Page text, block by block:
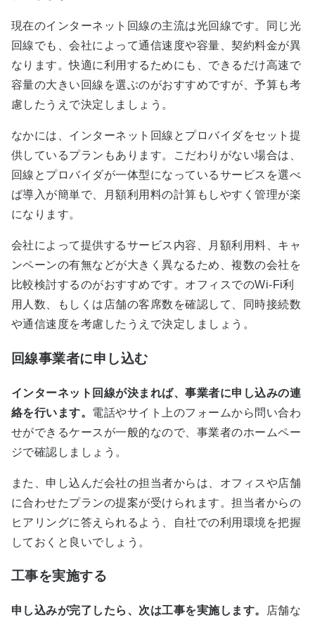
現在のインターネット回線の主流は光回線です。同じ光
回線でも、会社によって通信速度や容量、契約料金が異
なります。快適に利用するためにも、できるだけ高速で
容量の大きい回線を選ぶのがおすすめですが、予算も考
慮したうえで決定しましょう。
なかには、インターネット回線とプロバイダをセット提
供しているプランもあります。こだわりがない場合は、
回線とプロバイダが一体型になっているサービスを選べ
ば導入が簡単で、月額利用料の計算もしやすく管理が楽
になります。
会社によって提供するサービス内容、月額利用料、キャ
ンペーンの有無などが大きく異なるため、複数の会社を
比較検討するのがおすすめです。オフィスでのWi-Fi利
用人数、もしくは店舗の客席数を確認して、同時接続数
や通信速度を考慮したうえで決定しましょう。
回線事業者に申し込む
インターネット回線が決まれば、事業者に申し込みの連
絡を行います。 電話やサイト上のフォームから問い合わ
せができるケースが一般的なので、事業者のホームペー
ジで確認しましょう。
また、申し込んだ会社の担当者からは、オフィスや店舗
に合わせたプランの提案が受けられます。担当者からの
ヒアリングに答えられるよう、自社での利用環境を把握
しておくと良いでしょう。
工事を実施する
申し込みが完了したら、次は工事を実施します。
店舗な